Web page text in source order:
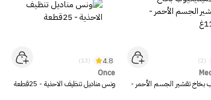
(2)
بخاخ تقشير الجسم الأحمر -
4.8
(13)
Once
ونس مناديل تنظيف الاحذية - 25قطعة